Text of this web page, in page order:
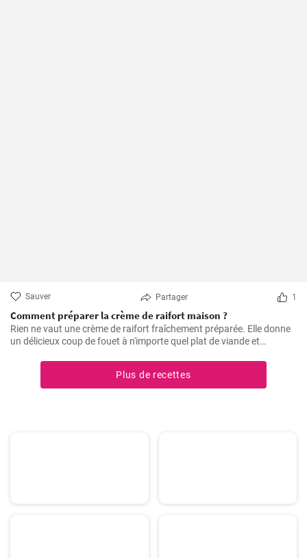
Sauver Partager 1
Comment préparer la crème de raifort maison ?
Rien ne vaut une crème de raifort fraîchement préparée. Elle donne
un délicieux coup de fouet à n'importe quel plat de viande et
Plus de recettes